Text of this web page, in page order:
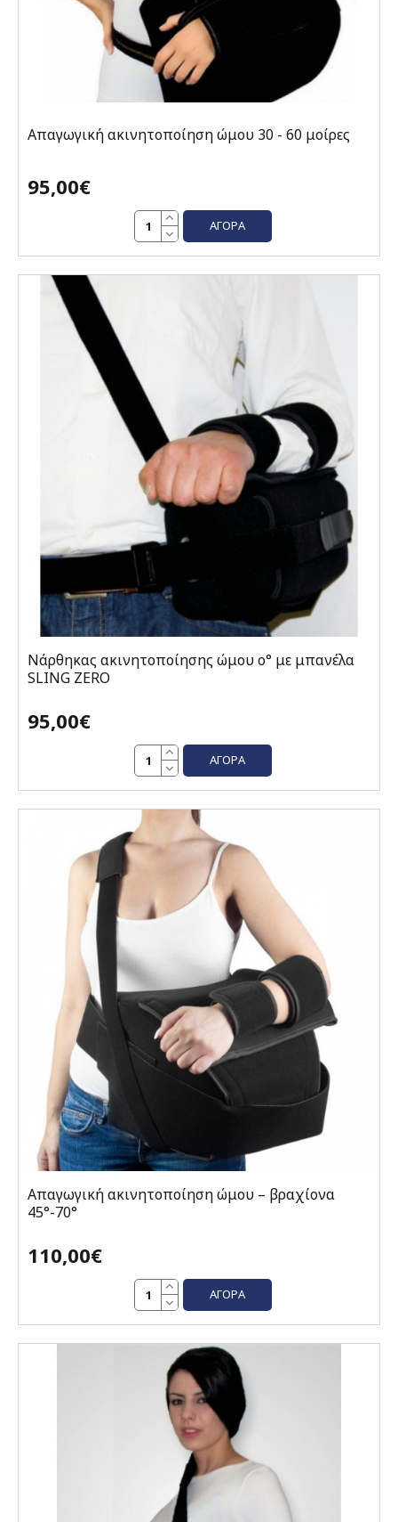
Απαγωγική ακινητοποίηση ώμου 30 - 60 μοίρες
95,00€
ΑΓΟΡΆ
Νάρθηκας ακινητοποίησης ώμου ο° με μπανέλα
SLING ZERO
95,00€
ΑΓΟΡΆ
Απαγωγική ακινητοποίηση ώμου – βραχίονα
45°-70°
110,00€
ΑΓΟΡΆ